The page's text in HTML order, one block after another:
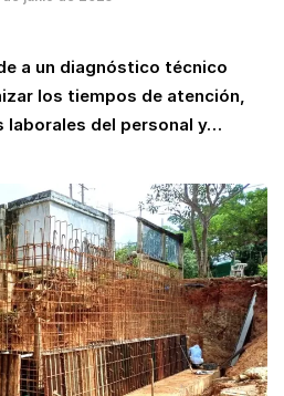
a un diagnóstico técnico
los tiempos de atención,
laborales del personal y…